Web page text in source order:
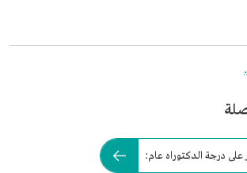
درجة الدكتوراه عام: